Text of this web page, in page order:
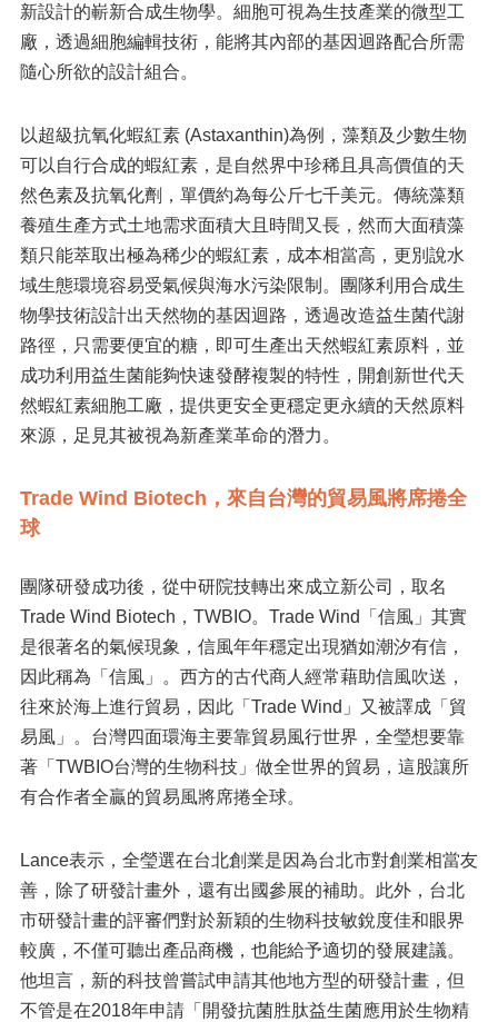
新設計的嶄新合成生物學。細胞可視為生技產業的微型工
廠，透過細胞編輯技術，能將其內部的基因迴路配合所需
隨心所欲的設計組合。
以超級抗氧化蝦紅素 (Astaxanthin)為例，藻類及少數生物
可以自行合成的蝦紅素，是自然界中珍稀且具高價值的天
然色素及抗氧化劑，單價約為每公斤七千美元。傳統藻類
養殖生產方式土地需求面積大且時間又長，然而大面積藻
類只能萃取出極為稀少的蝦紅素，成本相當高，更別說水
域生態環境容易受氣候與海水污染限制。團隊利用合成生
物學技術設計出天然物的基因迴路，透過改造益生菌代謝
路徑，只需要便宜的糖，即可生產出天然蝦紅素原料，並
成功利用益生菌能夠快速發酵複製的特性，開創新世代天
然蝦紅素細胞工廠，提供更安全更穩定更永續的天然原料
來源，足見其被視為新產業革命的潛力。
Trade Wind Biotech，來自台灣的貿易風將席捲全
球
團隊研發成功後，從中研院技轉出來成立新公司，取名
Trade Wind Biotech，TWBIO。Trade Wind「信風」其實
是很著名的氣候現象，信風年年穩定出現猶如潮汐有信，
因此稱為「信風」。西方的古代商人經常藉助信風吹送，
往來於海上進行貿易，因此「Trade Wind」又被譯成「貿
易風」。台灣四面環海主要靠貿易風行世界，全瑩想要靠
著「TWBIO台灣的生物科技」做全世界的貿易，這股讓所
有合作者全贏的貿易風將席捲全球。
Lance表示，全瑩選在台北創業是因為台北市對創業相當友
善，除了研發計畫外，還有出國參展的補助。此外，台北
市研發計畫的評審們對於新穎的生物科技敏銳度佳和眼界
較廣，不僅可聽出產品商機，也能給予適切的發展建議。
他坦言，新的科技曾嘗試申請其他地方型的研發計畫，但
不管是在2018年申請「開發抗菌胜肽益生菌應用於生物精